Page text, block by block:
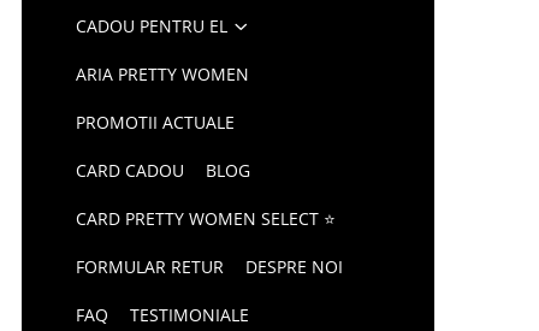
CADOU PENTRU EL
ARIA PRETTY WOMEN
PROMOTII ACTUALE
CARD CADOU BLOG
CARD PRETTY WOMEN SELECT ⭐
FORMULAR RETUR DESPRE NOI
FAQ TESTIMONIALE